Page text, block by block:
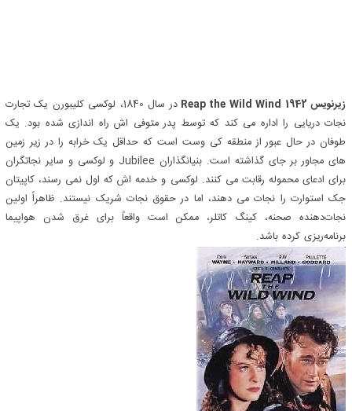
زیرنویس Reap the Wild Wind 1942
در سال 1840، لوکسی کلیبورن یک تجارت
نجات دریایی را اداره می کند که توسط پدر متوفی اش راه اندازی شده بود. یک
طوفان در حال عبور از منطقه کی وست است که حداقل یک خرابه را در زیر زمین
های مجاور بر جای گذاشته است. بنیانگذاران Jubilee و لوکسی و سایر نجاتگران
برای ادعای محموله رقابت می کنند. لوکسی و خدمه اش که اول نمی رسند، کاپیتان
جک استوارت را نجات می دهند، اما در حقوق نجات شریک نیستند. ظاهراً اولین
نجات‌دهنده صحنه، کینگ کاتلر، ممکن است واقعاً برای غرق شدن هواپیما
برنامه‌ریزی کرده باشد.